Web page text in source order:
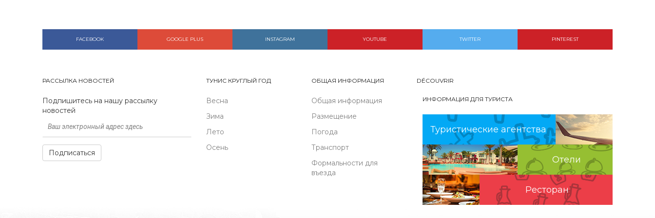
FACEBOOK GOOGLE PLUS INSTAGRAM YOUTUBE TWITTER PINTEREST
РАССЫЛКА НОВОСТЕЙ
Подпишитесь на нашу рассылку
новостей
Подписаться
ТУНИС КРУГЛЫЙ ГОД
Весна
Зима
Лето
Осень
ОБЩАЯ ИНФОРМАЦИЯ
Общая информация
Размещение
Погода
Транспорт
Формальности для
въезда
DÉCOUVRIR
ИНФОРМАЦИЯ ДЛЯ ТУРИСТА
Туристические агентства
Отели
Pесторан